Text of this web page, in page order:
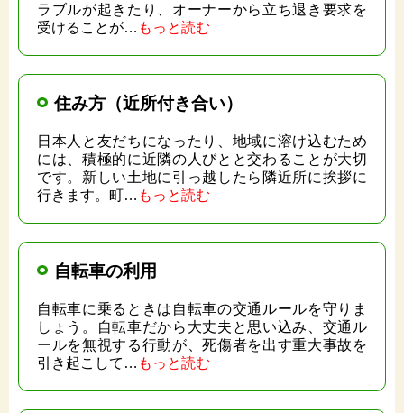
ラブルが起きたり、オーナーから立ち退き要求を
受けることが… もっと読む
住み方（近所付き合い）
日本人と友だちになったり、地域に溶け込むため
には、積極的に近隣の人びとと交わることが大切
です。新しい土地に引っ越したら隣近所に挨拶に
行きます。町… もっと読む
自転車の利用
自転車に乗るときは自転車の交通ルールを守りま
しょう。自転車だから大丈夫と思い込み、交通ル
ールを無視する行動が、死傷者を出す重大事故を
引き起こして… もっと読む